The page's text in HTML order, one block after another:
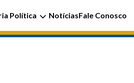
Política NotíciasFale Conosco